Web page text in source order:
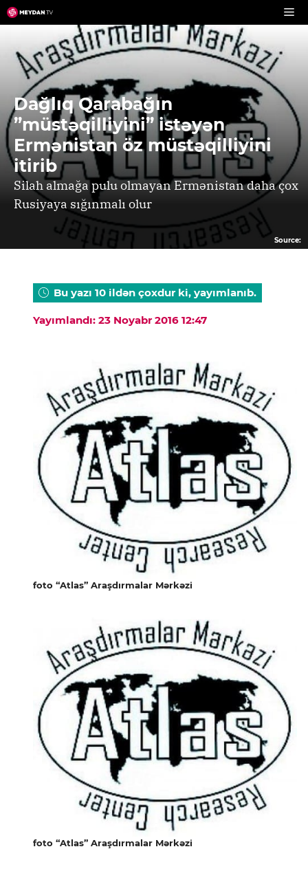
Skip
to
content
Dağlıq Qarabağın
”müstəqilliyini” istəyən
Ermənistan öz müstəqilliyini
itirib
Silah almağa pulu olmayan Ermənistan daha çox
Rusiyaya sığınmalı olur
Source:
Bu yazı 10 ildən çoxdur ki, yayımlanıb.
Yayımlandı: 23 Noyabr 2016 12:47
foto “Atlas” Araşdırmalar Mərkəzi
foto “Atlas” Araşdırmalar Mərkəzi